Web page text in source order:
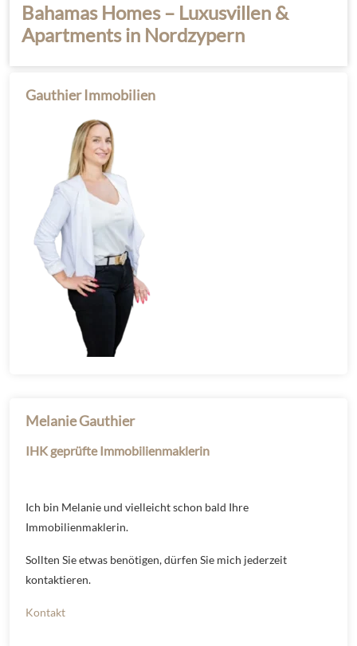
Bahamas Homes – Luxusvillen &
Apartments in Nordzypern
Gauthier Immobilien
Melanie Gauthier
IHK geprüfte Immobilienmaklerin
Ich bin Melanie und vielleicht schon bald Ihre
Immobilienmaklerin.
Sollten Sie etwas benötigen, dürfen Sie mich jederzeit
kontaktieren.
Kontakt